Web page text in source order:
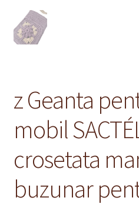
Recenzii
z Geanta
mobil
crosetata
buzunar